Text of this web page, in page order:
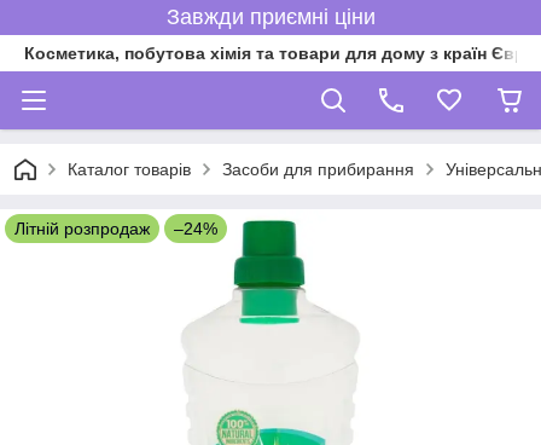
Завжди приємні ціни
Косметика, побутова хімія та товари для дому з країн
Каталог товарів Засоби для прибирання
Літній розпродаж –24%